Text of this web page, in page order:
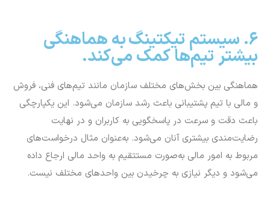
تیکتینگ
Ticketing System):
این نوع از سامانه ثبت تیکت برای مدیریت درخواست‌ها و مشکلات
داخلی سازمان به کار می‌رود. برای مثال درخواست‌های بخش
کارشناسان فنی، منابع انسانی و …. همه در این مدل قرار می‌گیرند.
2.سیستم تیکتینگ خارجی یا